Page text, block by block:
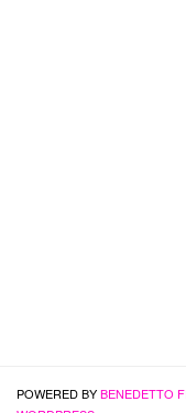
POWERED BYBENEDETTO